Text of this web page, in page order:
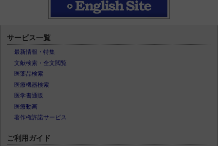
サービス一覧
最新情報・特集
文献検索・全文閲覧
医薬品検索
医療機器検索
医学書通販
医療動画
著作権許諾サービス
ご利用ガイド